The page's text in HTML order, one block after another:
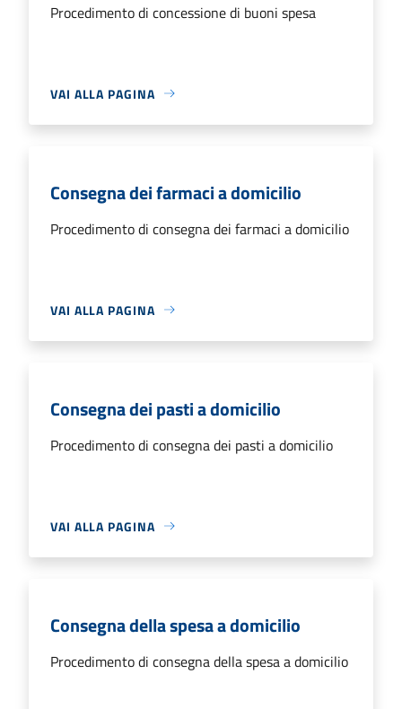
Procedimento di concessione di buoni spesa
VAI ALLA PAGINA
Consegna dei farmaci a domicilio
Procedimento di consegna dei farmaci a domicilio
VAI ALLA PAGINA
Consegna dei pasti a domicilio
Procedimento di consegna dei pasti a domicilio
VAI ALLA PAGINA
Consegna della spesa a domicilio
Procedimento di consegna della spesa a domicilio